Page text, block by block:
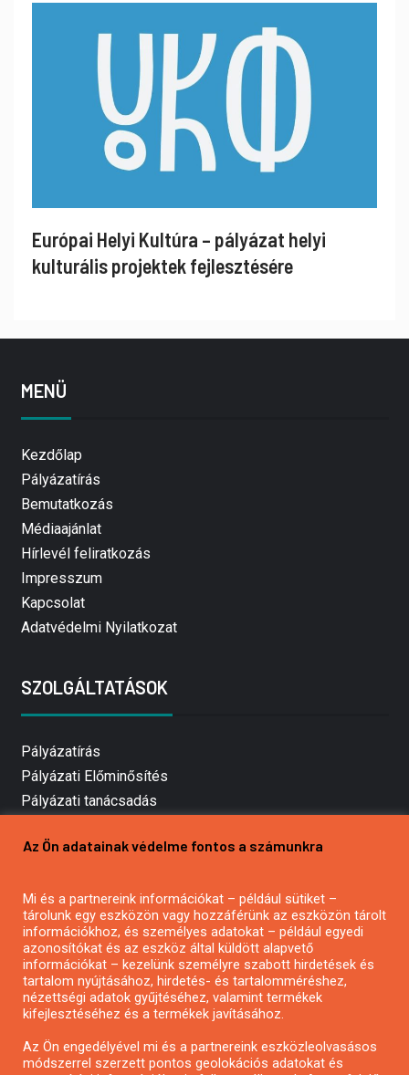
Európai Helyi Kultúra – pályázat helyi
kulturális projektek fejlesztésére
MENÜ
Kezdőlap
Pályázatírás
Bemutatkozás
Médiaajánlat
Hírlevél feliratkozás
Impresszum
Kapcsolat
Adatvédelmi Nyilatkozat
SZOLGÁLTATÁSOK
Pályázatírás
Pályázati Előminősítés
Pályázati tanácsadás
Mezőgazdasági pályázatírás
Pályázatírás civil szervezeteknek
Pályázatírás önkormányzatoknak
Pályázatfigyelés
Specifikus pályázatfigyelés vagy hírlevél
Az Ön adatainak védelme fontos a számunkra
Mi és a partnereink információkat – például sütiket –
tárolunk egy eszközön vagy hozzáférünk az eszközön tárolt
információkhoz, és személyes adatokat – például egyedi
azonosítókat és az eszköz által küldött alapvető
információkat – kezelünk személyre szabott hirdetések és
tartalom nyújtásához, hirdetés- és tartalomméréshez,
nézettségi adatok gyűjtéséhez, valamint termékek
kifejlesztéséhez és a termékek javításához.
Az Ön engedélyével mi és a partnereink eszközleolvasásos
módszerrel szerzett pontos geolokációs adatokat és